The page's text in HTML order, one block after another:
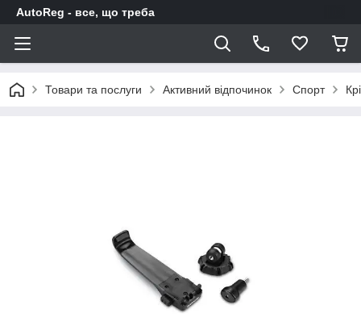
AutoReg - все, що треба
Товари та послуги Активний відпочинок Спорт